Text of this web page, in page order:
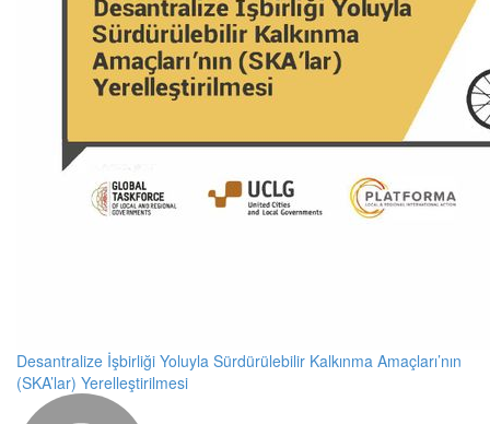
Desantralize İşbirliği Yoluyla Sürdürülebilir Kalkınma Amaçları’nın
(SKA’lar) Yerelleştirilmesi